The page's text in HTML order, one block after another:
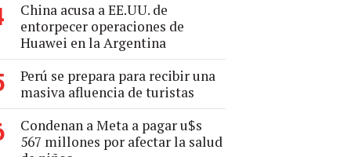
China acusa a EE.UU. de
entorpecer operaciones de
Huawei en la Argentina
Perú se prepara para recibir una
masiva afluencia de turistas
Condenan a Meta a pagar u$s
567 millones por afectar la salud